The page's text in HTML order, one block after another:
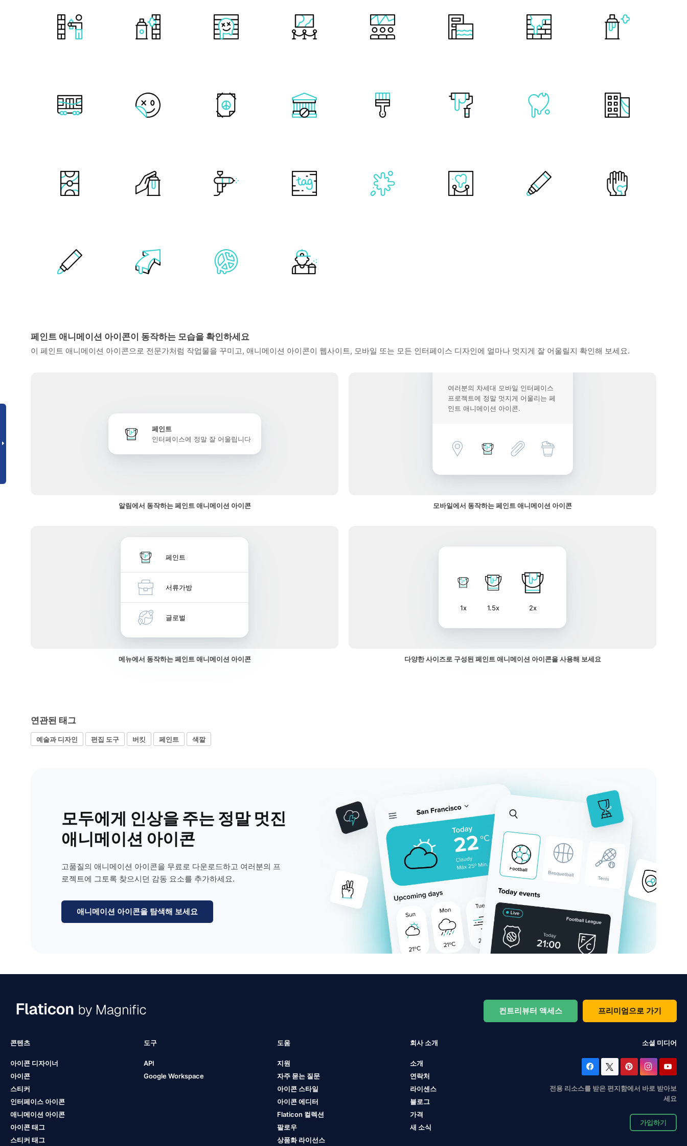
페인트 애니메이션 아이콘이 동작하는 모습을 확인하세요
이 페인트 애니메이션 아이콘으로 전문가처럼 작업물을 꾸미고, 애니메이션 아이콘이 웹사이트, 모바일 또는 모든 인터페이스 디자인에 얼마나 멋지게 잘 어울릴지 확인해 보세요.
페인트
인터페이스에 정말 잘 어울립니다
알림에서 동작하는 페인트 애니메이션 아이콘
여러분의 차세대 모바일 인터페이스
프로젝트에 정말 멋지게 어울리는 페
인트 애니메이션 아이콘.
모바일에서 동작하는 페인트 애니메이션 아이콘
페인트
서류가방
글로벌
메뉴에서 동작하는 페인트 애니메이션 아이콘
1x 1.5x 2x
다양한 사이즈로 구성된 페인트 애니메이션 아이콘을 사용해 보세요
연관된 태그
예술과 디자인 편집 도구 버킷 페인트 색깔
모두에게 인상을 주는 정말 멋진
애니메이션 아이콘
고품질의 애니메이션 아이콘을 무료로 다운로드하고 여러분의 프
로젝트에 그토록 찾으시던 감동 요소를 추가하세요.
애니메이션 아이콘을 탐색해 보세요
컨트리뷰터 액세스 프리미엄으로 가기
콘텐츠
아이콘 디자이너
아이콘
스티커
인터페이스 아이콘
애니메이션 아이콘
아이콘 태그
스티커 태그
도구
API
Google Workspace
도움
지원
자주 묻는 질문
아이콘 스타일
아이콘 에디터
Flaticon 컬렉션
팔로우
상품화 라이선스
회사 소개
소개
연락처
라이센스
블로그
가격
새 소식
소셜 미디어
전용 리소스를 받은 편지함에서 바로 받아보
세요
가입하기